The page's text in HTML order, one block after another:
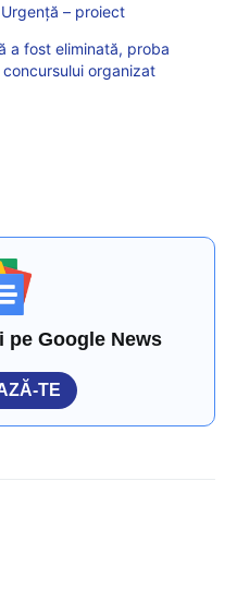
– proiect
a fost eliminată, proba
organizat
pe Google News
TE